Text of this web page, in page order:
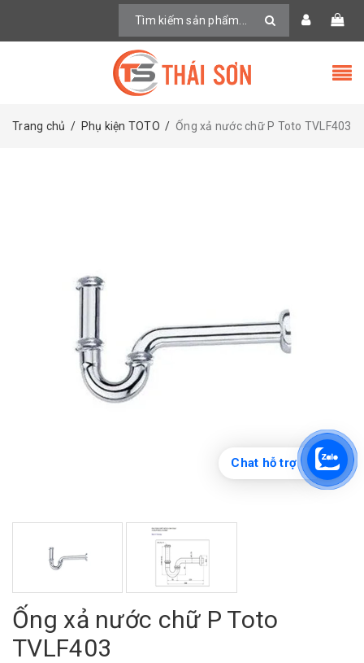
Trang chủ / Phụ kiện TOTO / Ống xả nước chữ P Toto TVLF403
Ống xả nước chữ P Toto
TVLF403
Chat hỗ trợ